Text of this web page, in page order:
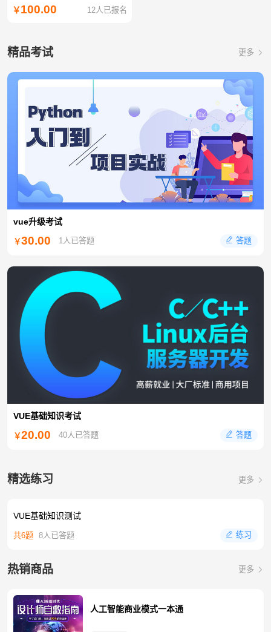
￥100.00 12人已报名
精品考试 更多
vue升级考试
￥30.00 1人已答题 答题
VUE基础知识考试
￥20.00 40人已答题 答题
精选练习 更多
VUE基础知识测试
共6题 8人已答题 练习
热销商品 更多
人工智能商业模式一本通